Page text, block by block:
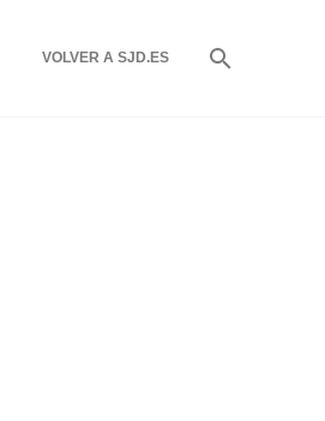
VOLVER A SJD.ES